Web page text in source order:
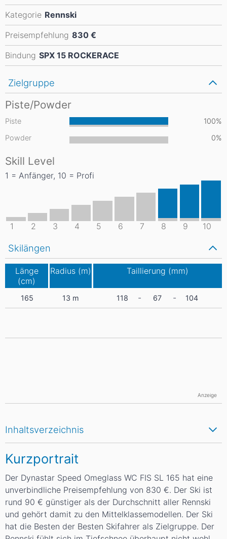
Inhaltsverzeichnis
Kurzportrait
Der Dynastar Speed Omeglass WC FIS SL 165 hat eine
unverbindliche Preisempfehlung von 830 €. Der Ski ist
rund 90 € günstiger als der Durchschnitt aller Rennski
und gehört damit zu den Mittelklassemodellen. Der Ski
hat die Besten der Besten Skifahrer als Zielgruppe. Der
Anzeige
Kategorie Rennski
Preisempfehlung 830 €
Bindung SPX 15 ROCKERACE
Zielgruppe
Piste/Powder
Piste
100%
Powder
0%
Skill Level
1 = Anfänger, 10 = Profi
1 2 3 4 5 6 7 8 9 10
Skilängen
Länge
(cm)
Radius (m) Taillierung (mm)
165 13 m 118 - 67 - 104